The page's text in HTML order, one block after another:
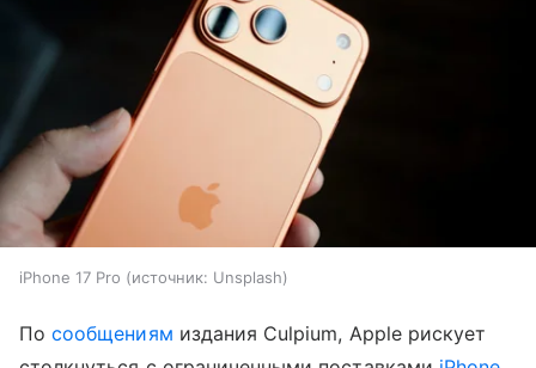
iPhone 17 Pro источник: Unsplash
Посообщениям издания Culpium, Apple рискует